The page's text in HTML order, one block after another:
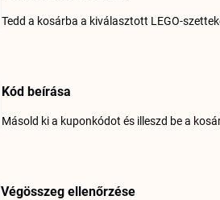
Tedd a kosárba a kiválasztott LEGO-
Kód beírása
Másold ki a kuponkódot és illeszd be a
Végösszeg ellenőrzése